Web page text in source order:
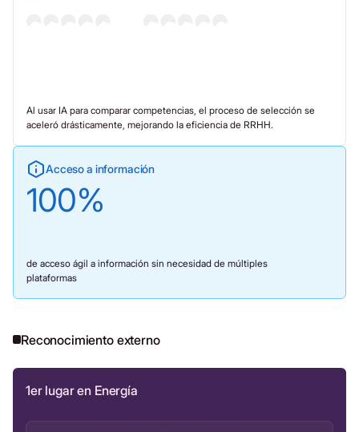
Al usar IA para comparar competencias, el proceso de selección se
aceleró drásticamente, mejorando la eficiencia de RRHH.
Acceso a información
100%
de acceso ágil a información sin necesidad de múltiples
plataformas
Reconocimiento externo
1er lugar en Energía